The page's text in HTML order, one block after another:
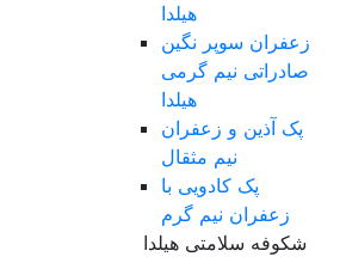
هیلدا
زعفران سوپر نگین
صادراتی نیم گرمی
هیلدا
پک آذین و زعفران
نیم مثقال
پک کادویی با
زعفران نیم گرم
شکوفه سلامتی هیلدا